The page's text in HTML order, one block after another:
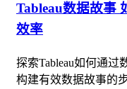
Tableau数据故事
效率
探索Tableau如何通
构建有效数据故事的